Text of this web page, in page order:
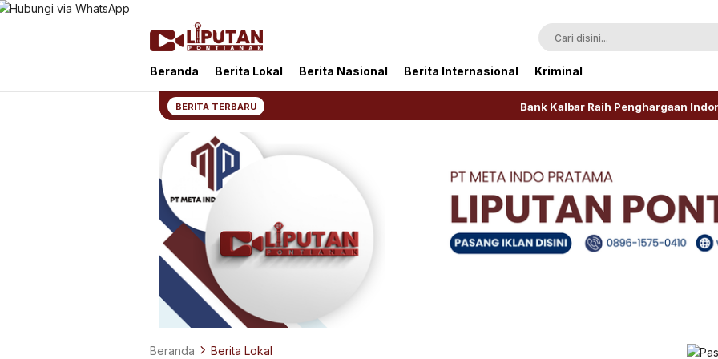
Liputan Pontianak
Berita Terkini dan TerUpdate
Beranda Berita Lokal Berita Nasional Berita Internasional Kriminal
BERITA TERBARU Bank Kalbar Raih Penghargaan Indonesia
Beranda Berita Lokal